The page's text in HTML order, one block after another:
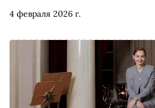
4 февраля 2026 г.
ближайшей неделе